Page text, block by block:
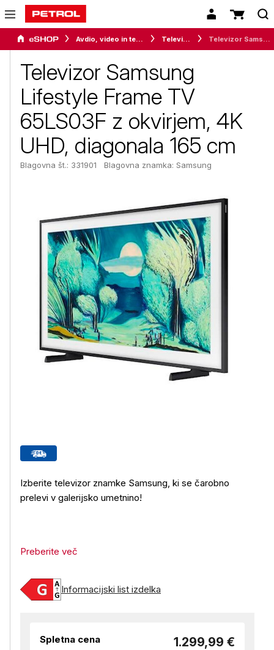
Avdio, video in telefonija Televizorji
Televizor Samsung
Lifestyle Frame TV
65LS03F z okvirjem, 4K
UHD, diagonala 165 cm
Blagovna št.: 331901 Blagovna znamka: Samsung
Izberite televizor znamke Samsung, ki se čarobno
prelevi v galerijsko umetnino!
Preberite več
Informacijski list izdelka
Spletna cena 1.299,99 €